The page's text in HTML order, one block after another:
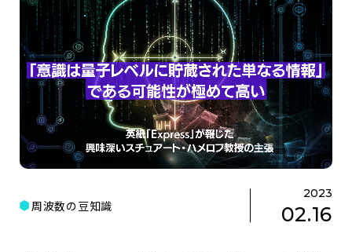
周波数の豆知識
2023
02.16